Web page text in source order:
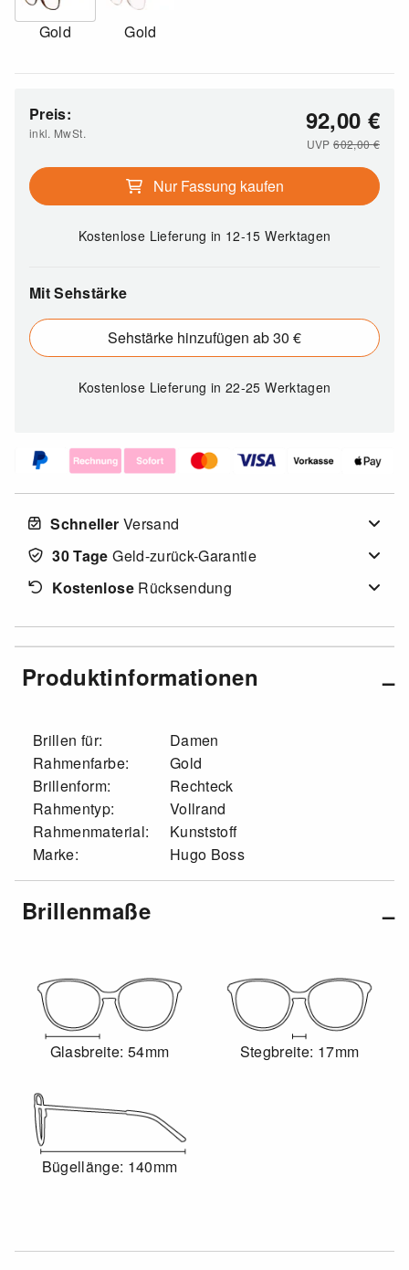
Gold Gold
Preis:
inkl. MwSt. 92,00 €
UVP602,00€
Nur Fassung kaufen
Kostenlose Lieferungin 12-15 Werktagen
Mit Sehstärke
Sehstärke hinzufügen ab 30 €
Kostenlose Lieferungin 22-25 Werktagen
Schneller Versand
30 Tage Geld-zurück-Garantie
KostenloseRücksendung
Produktinformationen
Brillen für:
Damen
Rahmenfarbe:
Gold
Brillenform:
Rechteck
Rahmentyp:
Vollrand
Rahmenmaterial:
Kunststoff
Marke:
Hugo Boss
Brillenmaße
Glasbreite: 54mm Stegbreite: 17mm
Bügellänge: 140mm